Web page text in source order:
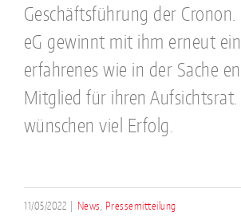
Geschäftsführung der Cronon.
eG gewinnt mit ihm erneut
erfahrenes wie in der Sache
Mitglied für ihren
wünschen viel Erfolg.
11/05/2022 News Pressemitteilung